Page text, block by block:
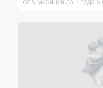
от 9 месяцев до 1 года 6